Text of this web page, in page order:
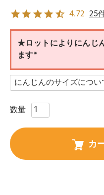
4.72 25
★ロットによりにんじ
ます
(
必
須
)
カ